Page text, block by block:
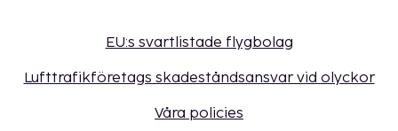
EU:s svartlistade flygbolag
Lufttrafikföretags skadeståndsansvar vid olyckor
Våra policies